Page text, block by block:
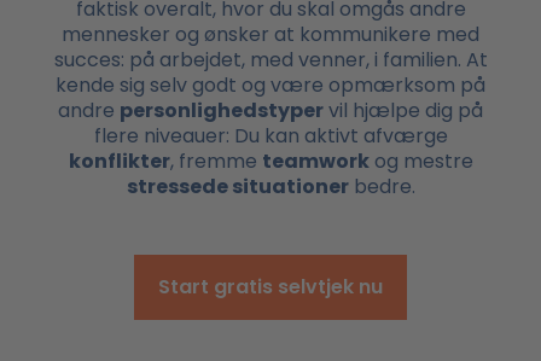
faktisk overalt, hvor du skal omgås andre
mennesker og ønsker at kommunikere med
succes: på arbejdet, med venner, i familien. At
kende sig selv godt og være opmærksom på
andre personlighedstypervil hjælpe dig på
flere niveauer: Du kan aktivt afværge
konflikter, fremme teamworkog mestre
stressede situationerbedre.
Start gratis selvtjek nu